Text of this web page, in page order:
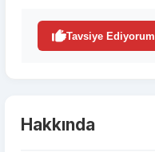
Tavsiye Ediyorum
Hakkında